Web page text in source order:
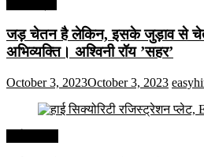
जड़ चेतन है लेकिन, इसके जुड़ाव से
अभिव्यक्ति। अश्विनी रॉय ’सहर’
October 3, 2023October 3, 2023